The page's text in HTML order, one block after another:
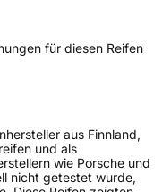
für diesen Reifen
aus Finnland,
und als
wie Porsche und
nicht getestet wurde,